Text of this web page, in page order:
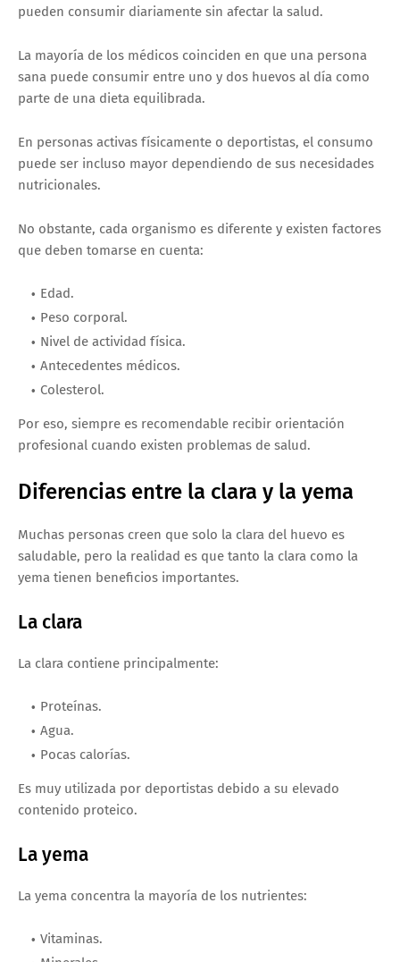
pueden consumir diariamente sin afectar la salud.
La mayoría de los médicos coinciden en que una persona
sana puede consumir entre uno y dos huevos al día como
parte de una dieta equilibrada.
En personas activas físicamente o deportistas, el consumo
puede ser incluso mayor dependiendo de sus necesidades
nutricionales.
No obstante, cada organismo es diferente y existen factores
que deben tomarse en cuenta:
Edad.
Peso corporal.
Nivel de actividad física.
Antecedentes médicos.
Colesterol.
Por eso, siempre es recomendable recibir orientación
profesional cuando existen problemas de salud.
Diferencias entre la clara y la yema
Muchas personas creen que solo la clara del huevo es
saludable, pero la realidad es que tanto la clara como la
yema tienen beneficios importantes.
La clara
La clara contiene principalmente:
Proteínas.
Agua.
Pocas calorías.
Es muy utilizada por deportistas debido a su elevado
contenido proteico.
La yema
La yema concentra la mayoría de los nutrientes:
Vitaminas.